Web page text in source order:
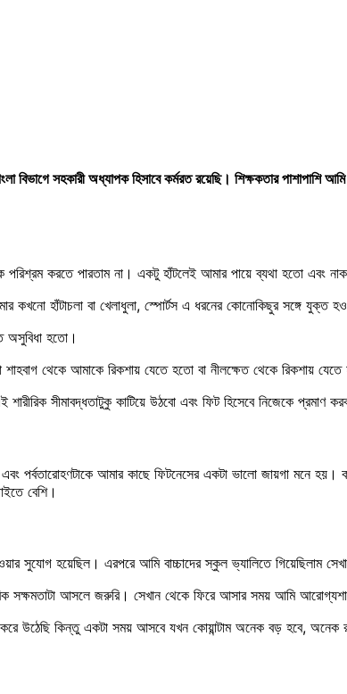
বিভাগে সহকারী অধ্যাপক হিসাবে কর্মরত রয়েছি। শিক্ষকতার
পরিশ্রম করতে পারতাম না। একটু হাঁটলেই আমার পায়ে ব্যথা হতো এবং
কখনো হাঁটাচলা বা খেলাধুলা, স্পোর্টস এ ধরনের কোনোকিছুর সঙ্গে যুক্ত
অসুবিধা হতো।
থেকে আমাকে রিকশায় যেতে হতো বা নীলক্ষেত থেকে রিকশায়
সীমাবদ্ধতাটুকু কাটিয়ে উঠবো এবং ফিট হিসেবে নিজেকে প্রমাণ
পর্বতারোহণটাকে আমার কাছে ফিটনেসের একটা ভালো জায়গা মনে হয়।
বেশি।
সুযোগ হয়েছিল। এরপরে আমি বাচ্চাদের স্কুল ভ্যালিতে গিয়েছিলাম
সক্ষমতাটা আসলে জরুরি। সেখান থেকে ফিরে আসার সময় আমি
উঠেছি কিন্তু একটা সময় আসবে যখন কোয়ান্টাম অনেক বড় হবে,